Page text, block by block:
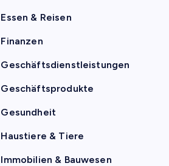
Essen & Reisen
Finanzen
Geschäftsdienstleistungen
Geschäftsprodukte
Gesundheit
Haustiere & Tiere
Immobilien & Bauwesen